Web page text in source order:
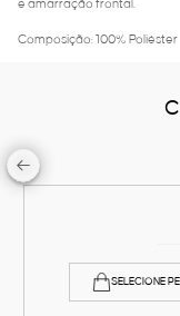
e amarração frontal.
Composição: 100% Poliéster
SELECIONE